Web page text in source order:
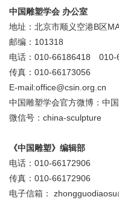
中国雕塑学会 办公室
地址：北京市顺义空港B区
邮编：101318
电话：010-66186418 010-
传真：010-66173056
E-mail:office@csin.org.cn
中国雕塑学会官方微博：中
微信号：china-sculpture
《中国雕塑》编辑部
电话：010-66172906
传真：010-66172906
电子信箱：